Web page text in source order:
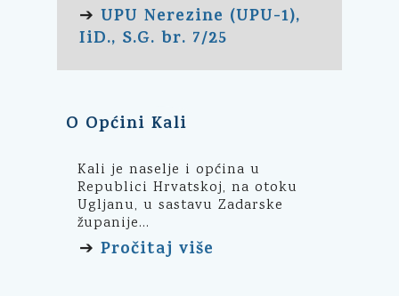
➔ UPU Nerezine (UPU-1),
IiD., S.G. br. 7/25
O Općini Kali
Kali je naselje i općina u
Republici Hrvatskoj, na otoku
Ugljanu, u sastavu Zadarske
županije...
➔ Pročitaj više